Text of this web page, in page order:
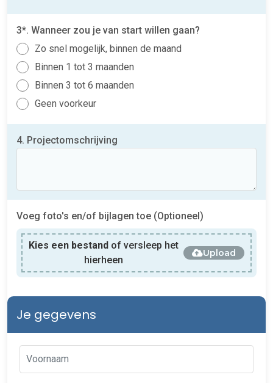
3*. Wanneer zou je van start willen gaan?
Zo snel mogelijk, binnen de maand
Binnen 1 tot 3 maanden
Binnen 3 tot 6 maanden
Geen voorkeur
4. Projectomschrijving
Voeg foto's en/of bijlagen toe (Optioneel)
Kies een bestand of versleep het
hierheen
Upload
Je gegevens